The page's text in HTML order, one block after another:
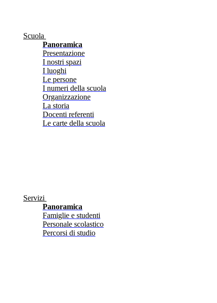
Scuola
Panoramica
Presentazione
I nostri spazi
I luoghi
Le persone
I numeri della scuola
Organizzazione
La storia
Docenti referenti
Le carte della scuola
Servizi
Panoramica
Famiglie e studenti
Personale scolastico
Percorsi di studio